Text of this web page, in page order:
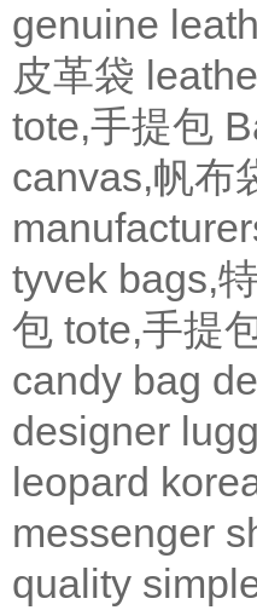
genuine
皮革袋
tote,手提包
canvas,帆布
tyvek bags,
包 tote,手提
candy bag
designer
leopard
messenger
quality